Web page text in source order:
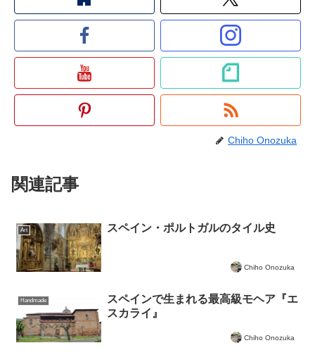
Chiho Onozuka
関連記事
Art スペイン・ポルトガルのタイル史
Chiho Onozuka
Handmade
スペインで生まれる最高級モヘア『エ
スカライ』
Chiho Onozuka